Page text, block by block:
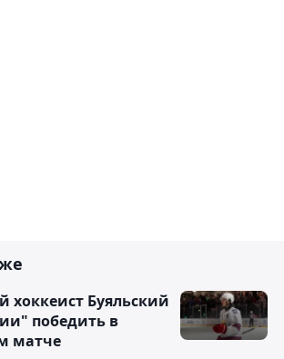
хоккеист Буяльский
победить в
матче